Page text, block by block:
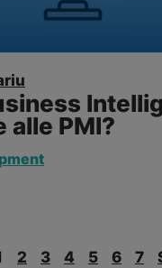
alle PMI?
2 3 4 5 6 7